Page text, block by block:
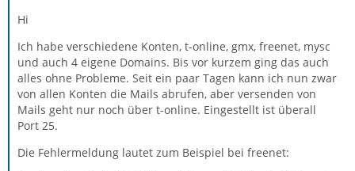
Hi
Ich habe verschiedene Konten, t-online, gmx, freenet, mysc
und auch 4 eigene Domains. Bis vor kurzem ging das auch
alles ohne Probleme. Seit ein paar Tagen kann ich nun zwar
von allen Konten die Mails abrufen, aber versenden von
Mails geht nur noch über t-online. Eingestellt ist überall
Port 25.
Die Fehlermeldung lautet zum Beispiel bei freenet: